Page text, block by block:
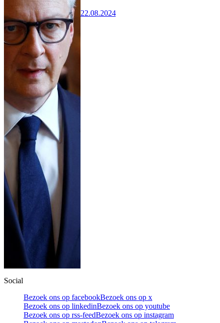
22.08.2024
Social
Bezoek ons op facebookBezoek ons op x
Bezoek ons op linkedinBezoek ons op youtube
Bezoek ons op rss-feedBezoek ons op instagram